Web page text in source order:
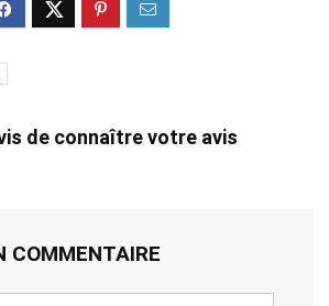
de connaître votre avis
COMMENTAIRE